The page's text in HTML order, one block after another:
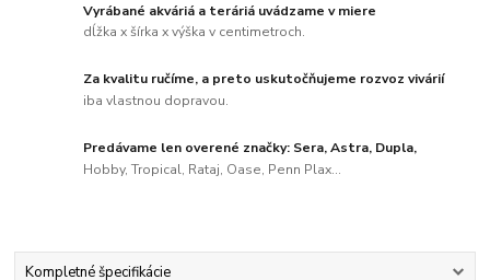
Vyrábané akváriá a teráriá uvádzame v miere
dĺžka x šírka x výška v centimetroch.
Za kvalitu ručíme, a preto uskutočňujeme rozvoz vivárií
iba vlastnou dopravou.
Predávame len overené značky: Sera, Astra, Dupla,
Hobby, Tropical, Rataj, Oase, Penn Plax...
Kompletné špecifikácie